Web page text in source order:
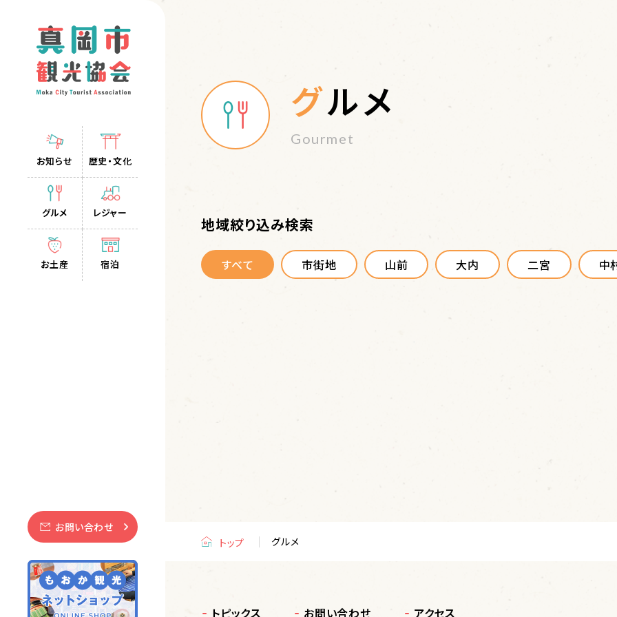
お知らせ 歴史・文化
グルメ レジャー
お土産 宿泊
お問い合わせ
グルメ
Gourmet
地域絞り込み検索
すべて 市街地 山前 大内 二宮 中
トップ グルメ
トピックス お問い合わせ アクセス